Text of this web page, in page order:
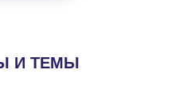
И ТЕМЫ